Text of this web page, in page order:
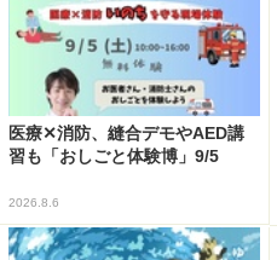
医療✕消防、縫合デモやAED講
習も「おしごと体験博」9/5
2026.8.6